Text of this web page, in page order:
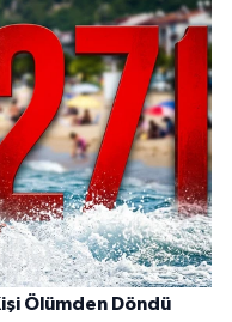
Ölümden Döndü